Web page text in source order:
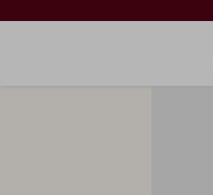
CHARGEMENT…